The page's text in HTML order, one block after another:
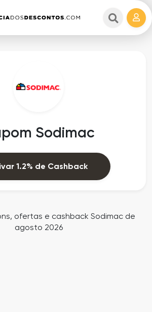
Sodimac
1.2% de Cashback
ofertas e cashback Sodimac de
agosto 2026